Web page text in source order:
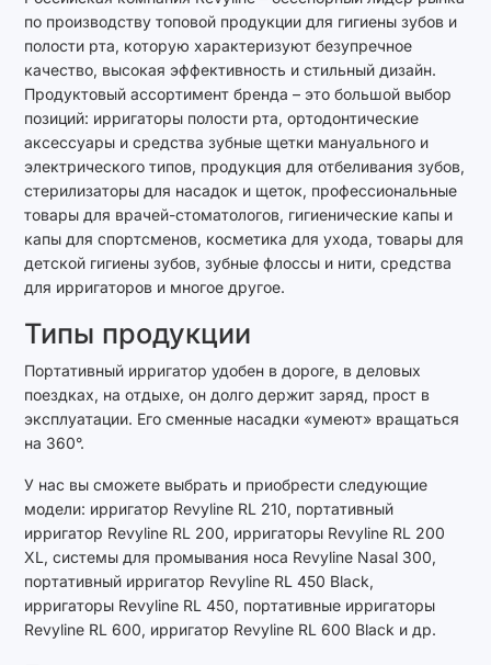
по производству топовой продукции для гигиены зубов и
полости рта, которую характеризуют безупречное
качество, высокая эффективность и стильный дизайн.
Продуктовый ассортимент бренда – это большой выбор
позиций: ирригаторы полости рта, ортодонтические
аксессуары и средства зубные щетки мануального и
электрического типов, продукция для отбеливания зубов,
стерилизаторы для насадок и щеток, профессиональные
товары для врачей-стоматологов, гигиенические капы и
капы для спортсменов, косметика для ухода, товары для
детской гигиены зубов, зубные флоссы и нити, средства
для ирригаторов и многое другое.
Типы продукции
Портативный ирригатор удобен в дороге, в деловых
поездках, на отдыхе, он долго держит заряд, прост в
эксплуатации. Его сменные насадки «умеют» вращаться
на 360°.
У нас вы сможете выбрать и приобрести следующие
модели: ирригатор Revyline RL 210, портативный
ирригатор Revyline RL 200, ирригаторы Revyline RL 200
XL, системы для промывания носа Revyline Nasal 300,
портативный ирригатор Revyline RL 450 Black,
ирригаторы Revyline RL 450, портативные ирригаторы
Revyline RL 600, ирригатор Revyline RL 600 Black и др.